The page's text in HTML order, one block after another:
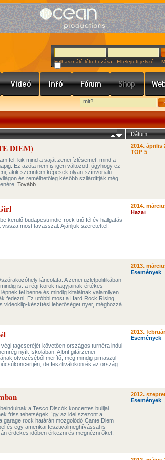
Felhasználó létrehozása Elfelejtett jelszó
Dátum
DIEM)
fel, kik mind a saját zenei ízlésemet, mind a
Ez azóta nem is igen változott, úgyhogy ez
akik szerintem képesek olyan színvonalú
és remélhetőleg később szilárdítják még
Tovább
2014. április
TOP 5
kerülő budapesti indie-rock trió fél év hallgatás
most tavasszal. Ajánljuk szeretettel!
2014.
Hazai
láncolata. A zenei üzletpolitikában
is: a régi korok nagyjainak értékes
fel benne és mindig kitalálnak valamilyen
fedezni. Ez utóbbi most a Hard Rock Rising,
készítési lehetőséget nyer, méghozzá
2013.
Események
tagcseréjét követően országos turnéra indul
nyílt Iskolában. A brit gitárzenei
ötvözéséből merítő, még mindig pimaszul
de fesztiválokon és az ország
2013.
Események
a Tesco Discók koncertes bulijai.
friss tehetségek, így az idei szezont a
garage rock határán mozgolódó Cante Diem
és egy amerikai fesztiválmeghívással is
érdekes időben érkezni és megnézni őket.
2012.
Események